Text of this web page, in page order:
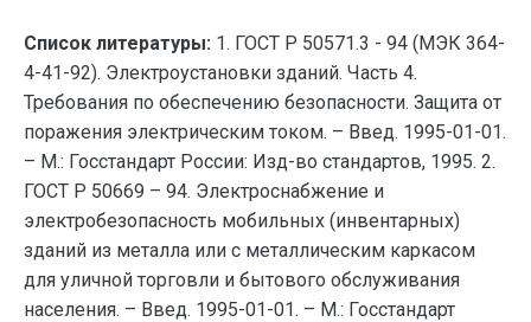
Список литературы: 1. ГОСТ Р 50571.3 - 94 (МЭК 364-
4-41-92). Электроустановки зданий. Часть 4.
Требования по обеспечению безопасности. Защита от
поражения электрическим током. – Введ. 1995-01-01.
– М.: Госстандарт России: Изд-во стандартов, 1995. 2.
ГОСТ Р 50669 – 94. Электроснабжение и
электробезопасность мобильных (инвентарных)
зданий из металла или с металлическим каркасом
для уличной торговли и бытового обслуживания
населения. – Введ. 1995-01-01. – М.: Госстандарт